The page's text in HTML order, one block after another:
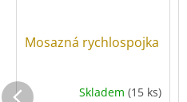
Mosazná rychlospojka
Skladem(15 ks)